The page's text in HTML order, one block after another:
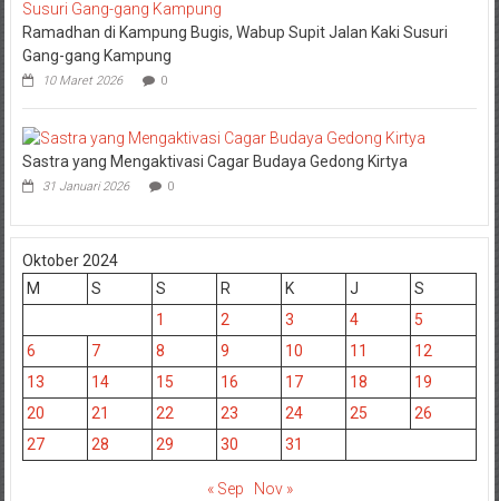
Ramadhan di Kampung Bugis, Wabup Supit Jalan Kaki Susuri
Gang-gang Kampung
10 Maret 2026 0
Sastra yang Mengaktivasi Cagar Budaya Gedong Kirtya
31 Januari 2026 0
Oktober 2024
M
S S R K J
S
1
2 3 4
5
6
7 8 9 10 11
12
13
14 15 16 17 18
19
20
21 22 23 24 25
26
27
28 29 30 31
« Sep Nov »